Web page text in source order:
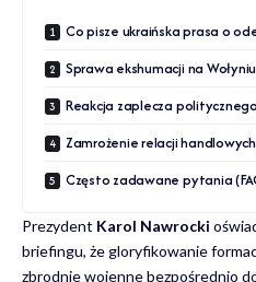
Co pisze ukraińska prasa o
Sprawa ekshumacji na
Reakcja zaplecza
Zamrożenie relacji
Często zadawane pytania
Prezydent Karol Nawrocki
briefingu, że gloryfikowanie
zbrodnie wojenne bezpośrednio